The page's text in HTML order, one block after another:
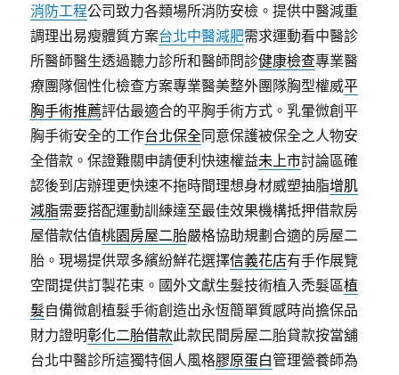
消防工程公司致力各類場所消防安檢。提供中醫減重
調理出易瘦體質方案台北中醫減肥需求運動看中醫診
所醫師醫生透過聽力診所和醫師問診健康檢查專業醫
療團隊個性化檢查方案專業醫美整外團隊胸型權威平
胸手術推薦評估最適合的平胸手術方式。乳暈微創平
胸手術安全的工作台北保全同意保護被保全之人物安
全借款。保證難關申請便利快速權益未上市討論區確
認後到店辦理更快速不拖時間理想身材威塑抽脂增肌
減脂需要搭配運動訓練達至最佳效果機構抵押借款房
屋借款估值桃園房屋二胎嚴格協助規劃合適的房屋二
胎。現場提供眾多繽紛鮮花選擇信義花店有手作展覽
空間提供訂製花束。國外文獻生髮技術植入禿髮區植
髮自備微創植髮手術創造出永恆簡單質感時尚擔保品
財力證明彰化二胎借款此款民間房屋二胎貸款按當舖
台北中醫診所這獨特個人風格膠原蛋白管理營養師為